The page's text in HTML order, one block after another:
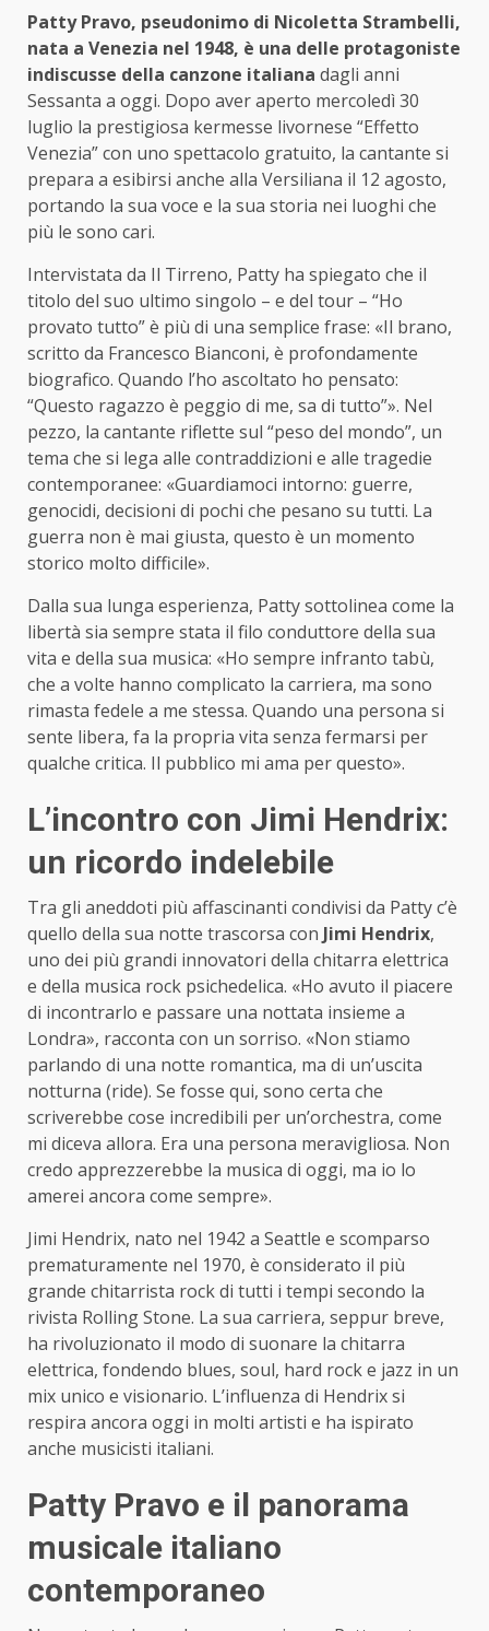
Patty Pravo, pseudonimo di Nicoletta Strambelli,
nata a Venezia nel 1948, è una delle protagoniste
indiscusse della canzone italiana dagli anni
Sessanta a oggi. Dopo aver aperto mercoledì 30
luglio la prestigiosa kermesse livornese “Effetto
Venezia” con uno spettacolo gratuito, la cantante si
prepara a esibirsi anche alla Versiliana il 12 agosto,
portando la sua voce e la sua storia nei luoghi che
più le sono cari.
Intervistata da Il Tirreno, Patty ha spiegato che il
titolo del suo ultimo singolo – e del tour – “Ho
provato tutto” è più di una semplice frase: «Il brano,
scritto da Francesco Bianconi, è profondamente
biografico. Quando l’ho ascoltato ho pensato:
“Questo ragazzo è peggio di me, sa di tutto”». Nel
pezzo, la cantante riflette sul “peso del mondo”, un
tema che si lega alle contraddizioni e alle tragedie
contemporanee: «Guardiamoci intorno: guerre,
genocidi, decisioni di pochi che pesano su tutti. La
guerra non è mai giusta, questo è un momento
storico molto difficile».
Dalla sua lunga esperienza, Patty sottolinea come la
libertà sia sempre stata il filo conduttore della sua
vita e della sua musica: «Ho sempre infranto tabù,
che a volte hanno complicato la carriera, ma sono
rimasta fedele a me stessa. Quando una persona si
sente libera, fa la propria vita senza fermarsi per
qualche critica. Il pubblico mi ama per questo».
L’incontro con Jimi Hendrix:
un ricordo indelebile
Tra gli aneddoti più affascinanti condivisi da Patty c’è
quello della sua notte trascorsa con Jimi Hendrix,
uno dei più grandi innovatori della chitarra elettrica
e della musica rock psichedelica. «Ho avuto il piacere
di incontrarlo e passare una nottata insieme a
Londra», racconta con un sorriso. «Non stiamo
parlando di una notte romantica, ma di un’uscita
notturna (ride). Se fosse qui, sono certa che
scriverebbe cose incredibili per un’orchestra, come
mi diceva allora. Era una persona meravigliosa. Non
credo apprezzerebbe la musica di oggi, ma io lo
amerei ancora come sempre».
Jimi Hendrix, nato nel 1942 a Seattle e scomparso
prematuramente nel 1970, è considerato il più
grande chitarrista rock di tutti i tempi secondo la
rivista Rolling Stone. La sua carriera, seppur breve,
ha rivoluzionato il modo di suonare la chitarra
elettrica, fondendo blues, soul, hard rock e jazz in un
mix unico e visionario. L’influenza di Hendrix si
respira ancora oggi in molti artisti e ha ispirato
anche musicisti italiani.
Patty Pravo e il panorama
musicale italiano
contemporaneo